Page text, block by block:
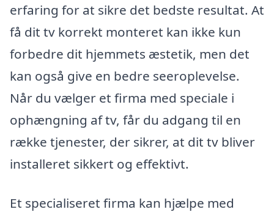
erfaring for at sikre det bedste resultat. At
få dit tv korrekt monteret kan ikke kun
forbedre dit hjemmets æstetik, men det
kan også give en bedre seeroplevelse.
Når du vælger et firma med speciale i
ophængning af tv, får du adgang til en
række tjenester, der sikrer, at dit tv bliver
installeret sikkert og effektivt.
Et specialiseret firma kan hjælpe med